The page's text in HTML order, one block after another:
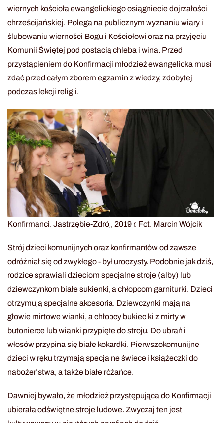
wiernych kościoła ewangelickiego osiągniecie dojrzałości
chrześcijańskiej. Polega na publicznym wyznaniu wiary i
ślubowaniu wierności Bogu i Kościołowi oraz na przyjęciu
Komunii Świętej pod postacią chleba i wina. Przed
przystąpieniem do Konfirmacji młodzież ewangelicka musi
zdać przed całym zborem egzamin z wiedzy, zdobytej
podczas lekcji religii.
Konfirmanci. Jastrzębie-Zdrój, 2019 r. Fot. Marcin Wójcik
Strój dzieci komunijnych oraz konfirmantów od zawsze
odróżniał się od zwykłego - był uroczysty. Podobnie jak dziś,
rodzice sprawiali dzieciom specjalne stroje (alby) lub
dziewczynkom białe sukienki, a chłopcom garniturki. Dzieci
otrzymują specjalne akcesoria. Dziewczynki mają na
głowie mirtowe wianki, a chłopcy bukieciki z mirty w
butonierce lub wianki przypięte do stroju. Do ubrań i
włosów przypina się białe kokardki. Pierwszokomunijne
dzieci w ręku trzymają specjalne świece i książeczki do
nabożeństwa, a także białe różańce.
Dawniej bywało, że młodzież przystępująca do Konfirmacji
ubierała odświętne stroje ludowe. Zwyczaj ten jest